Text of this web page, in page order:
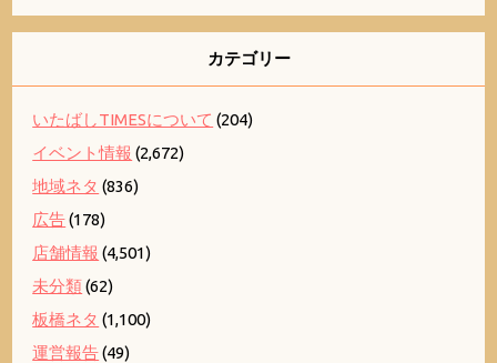
カテゴリー
いたばしTIMESについて (204)
イベント情報 (2,672)
地域ネタ (836)
広告(178)
店舗情報 (4,501)
未分類(62)
板橋ネタ (1,100)
運営報告(49)